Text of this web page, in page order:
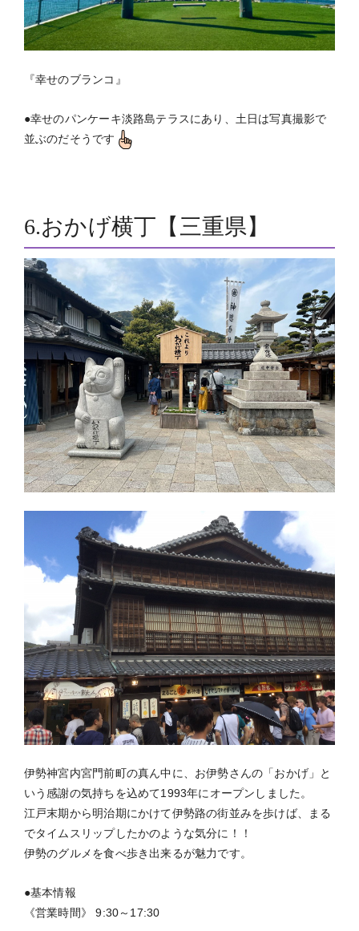
『幸せのブランコ』
●幸せのパンケーキ淡路島テラスにあり、土日は写真撮影で
並ぶのだそうです
6.おかげ横丁【三重県】
伊勢神宮内宮門前町の真ん中に、お伊勢さんの「おかげ」と
いう感謝の気持ちを込めて1993年にオープンしました。
江戸末期から明治期にかけて伊勢路の街並みを歩けば、まる
でタイムスリップしたかのような気分に！！
伊勢のグルメを食べ歩き出来るが魅力です。
●基本情報
《営業時間》 9:30～17:30